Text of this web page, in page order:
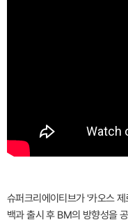
슈퍼크리에이티브가 '카오스
백과 출시 후 BM의 방향성을